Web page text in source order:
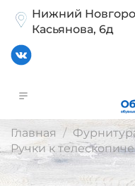
Нижний
Касьянова, 6д
Главная
Ручки к